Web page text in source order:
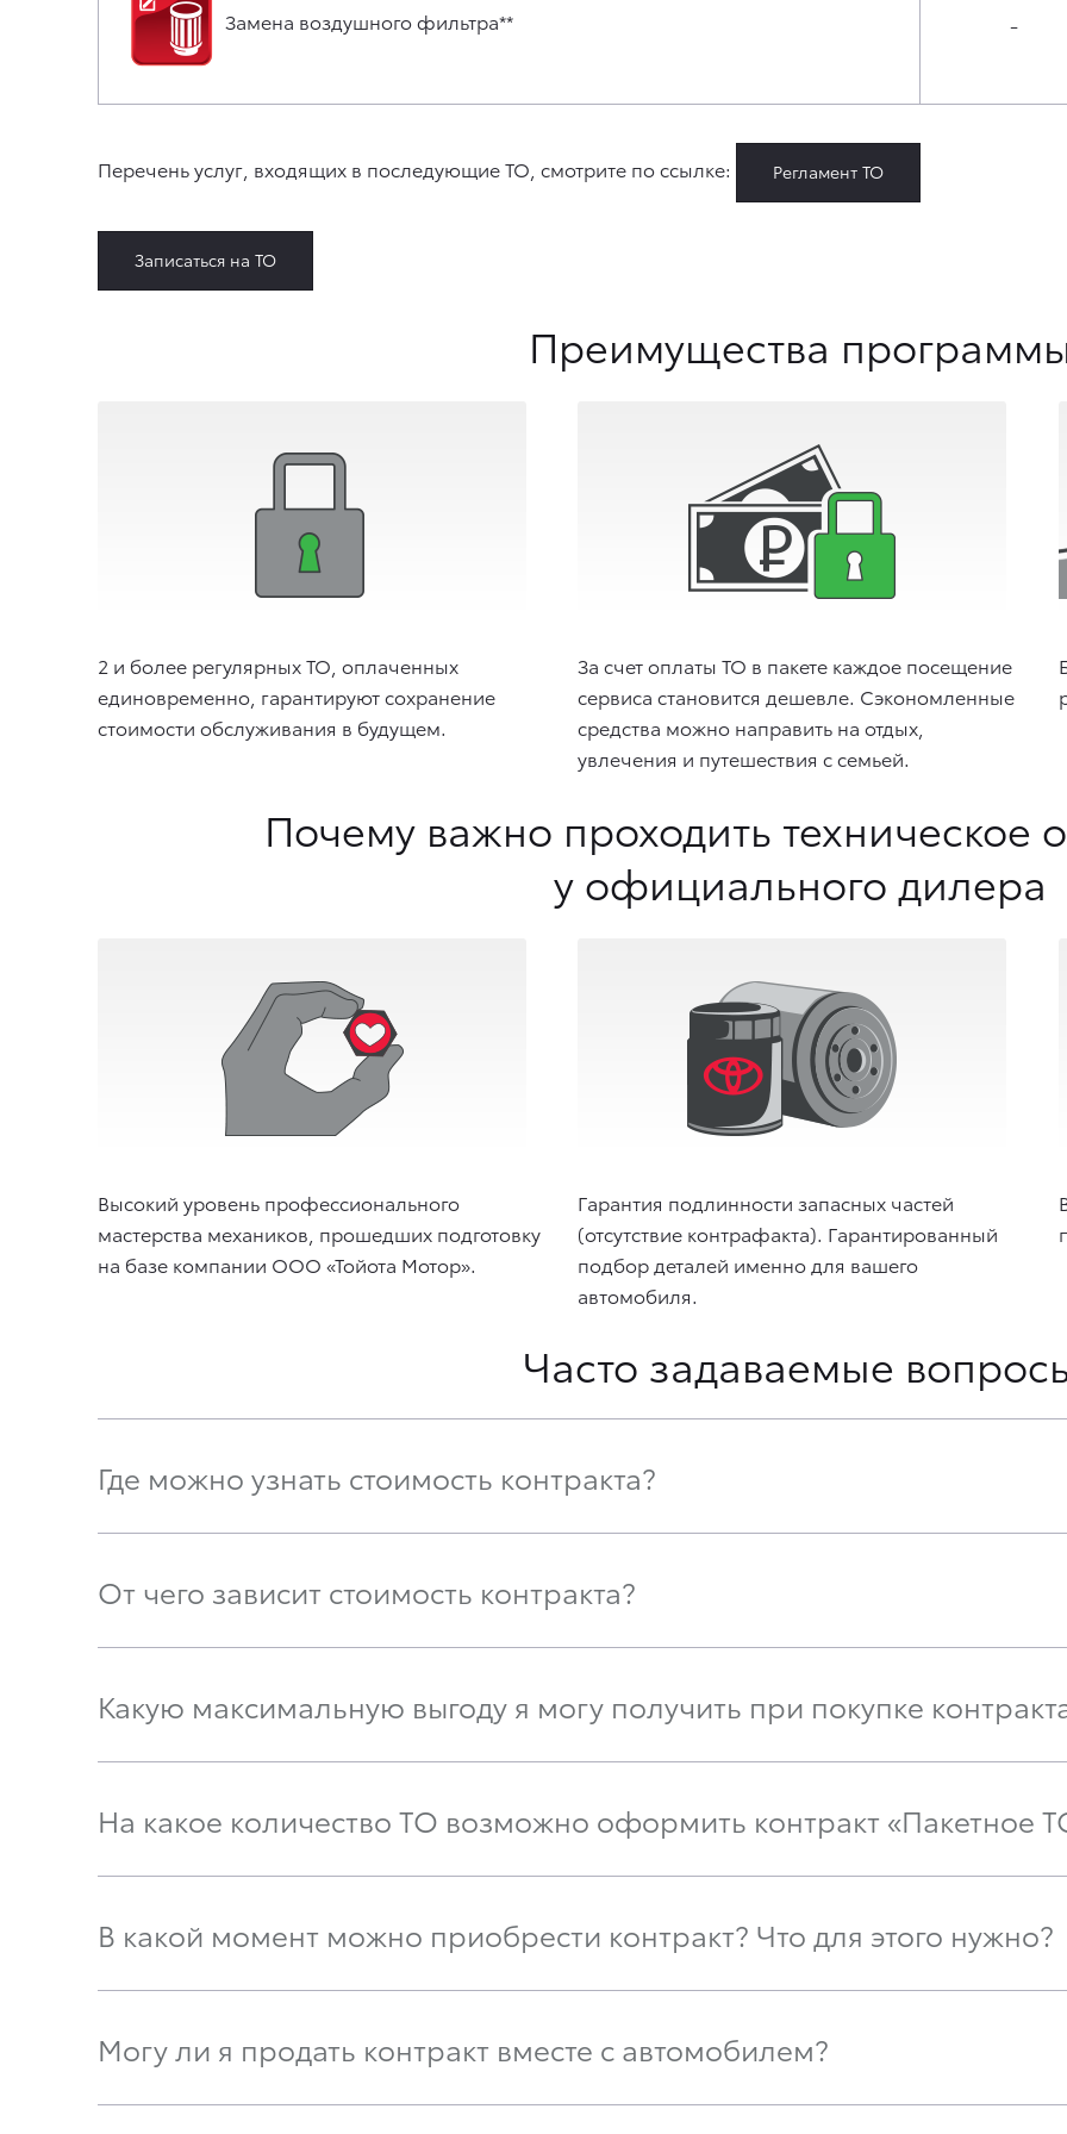
Замена воздушного фильтра** -
Перечень услуг, входящих в последующие ТО, смотрите по ссылке: Регламент ТО
Записаться на ТО
Преимущества
2 и более регулярных ТО, оплаченных
единовременно, гарантируют сохранение
стоимости обслуживания в будущем.
За счет оплаты ТО в пакете каждое посещение
сервиса становится дешевле. Сэкономленные
средства можно направить на отдых,
увлечения и путешествия с семьей.
Почему важно проходить техническое
у официального дилера
Высокий уровень профессионального
мастерства механиков, прошедших подготовку
на базе компании ООО «Тойота Мотор».
Гарантия подлинности запасных частей
(отсутствие контрафакта). Гарантированный
подбор деталей именно для вашего
автомобиля.
Часто задаваемые
Где можно узнать стоимость контракта?
От чего зависит стоимость контракта?
Какую максимальную выгоду я могу получить при покупке
На какое количество ТО возможно оформить контракт «Пакетное
В какой момент можно приобрести контракт? Что для этого нужно?
Могу ли я продать контракт вместе с автомобилем?